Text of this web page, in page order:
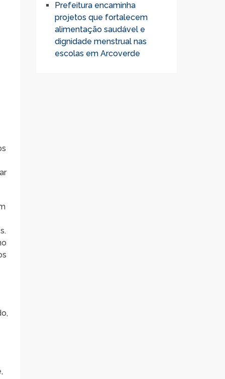
Prefeitura encaminha
projetos que fortalecem
alimentação saudável e
dignidade menstrual nas
escolas em Arcoverde